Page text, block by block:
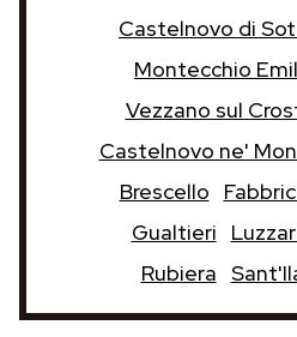
Castelnovo di
Montecchio
Vezzano sul
Castelnovo ne'
Brescello
Gualtieri
Rubiera